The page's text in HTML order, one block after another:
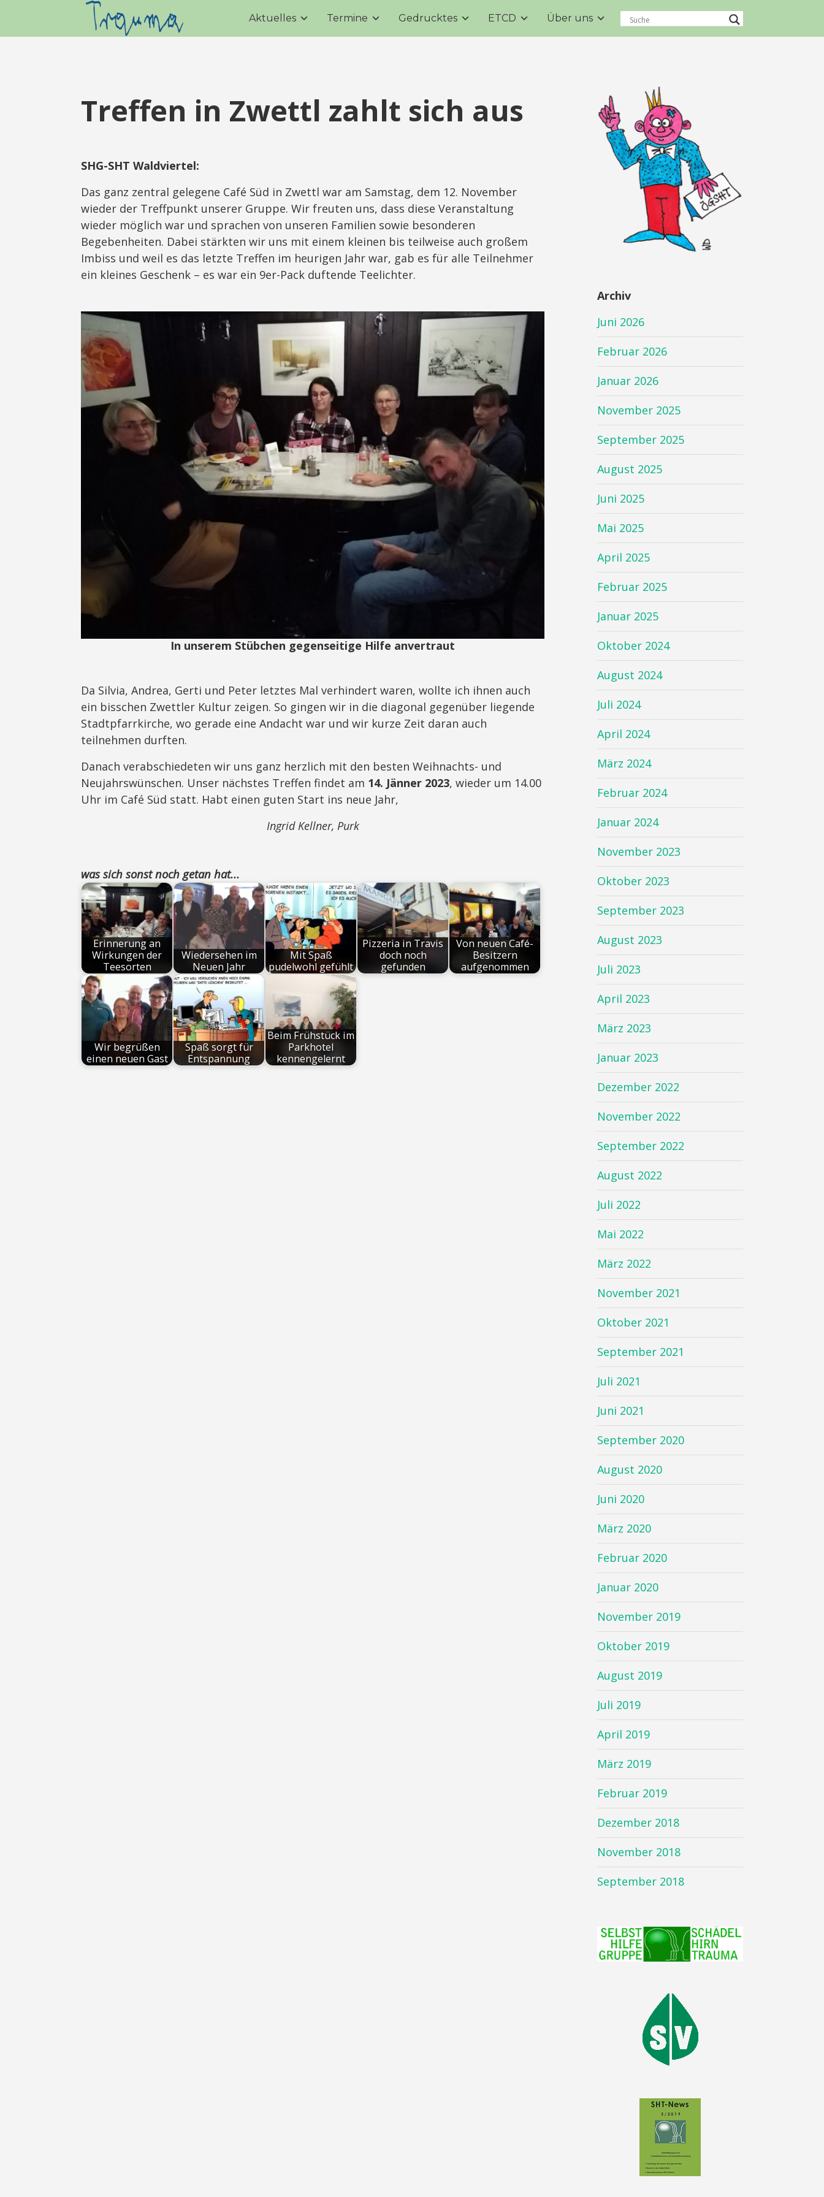
Aktuelles Termine Gedrucktes ETCD Über uns
Treffen in Zwettl zahlt sich aus
SHG-SHT Waldviertel:
Das ganz zentral gelegene Café Süd in Zwettl war am Samstag, dem 12. November
wieder der Treffpunkt unserer Gruppe. Wir freuten uns, dass diese Veranstaltung
wieder möglich war und sprachen von unseren Familien sowie besonderen
Begebenheiten. Dabei stärkten wir uns mit einem kleinen bis teilweise auch großem
Imbiss und weil es das letzte Treffen im heurigen Jahr war, gab es für alle Teilnehmer
ein kleines Geschenk – es war ein 9er-Pack duftende Teelichter.
In unserem Stübchen gegenseitige Hilfe anvertraut
Da Silvia, Andrea, Gerti und Peter letztes Mal verhindert waren, wollte ich ihnen auch
ein bisschen Zwettler Kultur zeigen. So gingen wir in die diagonal gegenüber liegende
Stadtpfarrkirche, wo gerade eine Andacht war und wir kurze Zeit daran auch
teilnehmen durften.
Danach verabschiedeten wir uns ganz herzlich mit den besten Weihnachts- und
Neujahrswünschen. Unser nächstes Treffen findet am 14. Jänner 2023, wieder um 14.00
Uhr im Café Süd statt. Habt einen guten Start ins neue Jahr,
Ingrid Kellner, Purk
was sich sonst noch getan hat...
Erinnerung an
Wirkungen der
Teesorten
Wiedersehen im
Neuen Jahr
Mit Spaß
pudelwohl gefühlt
Pizzeria in Travis
doch noch
gefunden
Von neuen Café-
Besitzern
aufgenommen
Wir begrüßen
einen neuen Gast
Spaß sorgt für
Entspannung
Beim Frühstück im
Parkhotel
kennengelernt
Archiv
Juni 2026
Februar 2026
Januar 2026
November 2025
September 2025
August 2025
Juni 2025
Mai 2025
April 2025
Februar 2025
Januar 2025
Oktober 2024
August 2024
Juli 2024
April 2024
März 2024
Februar 2024
Januar 2024
November 2023
Oktober 2023
September 2023
August 2023
Juli 2023
April 2023
März 2023
Januar 2023
Dezember 2022
November 2022
September 2022
August 2022
Juli 2022
Mai 2022
März 2022
November 2021
Oktober 2021
September 2021
Juli 2021
Juni 2021
September 2020
August 2020
Juni 2020
März 2020
Februar 2020
Januar 2020
November 2019
Oktober 2019
August 2019
Juli 2019
April 2019
März 2019
Februar 2019
Dezember 2018
November 2018
September 2018